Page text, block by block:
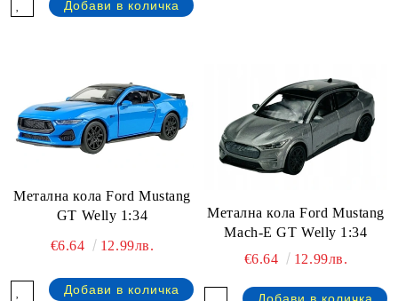
Метална кола Ford Mustang
GT Welly 1:34
€6.64 12.99лв.
Метална кола Ford Mustang
Mach-E GT Welly 1:34
€6.64
12.99лв.